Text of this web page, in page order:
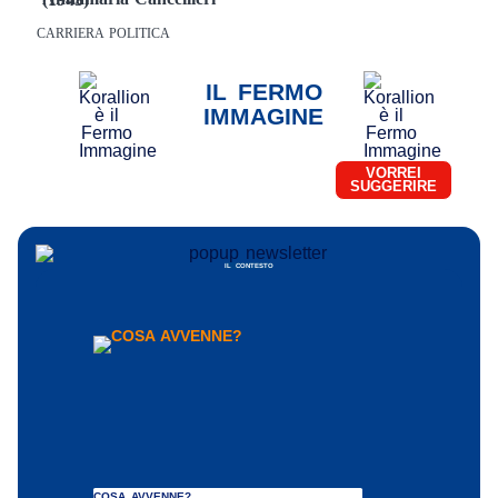
CARRIERA POLITICA
IL FERMO
IMMAGINE
VORREI
SUGGERIRE
IL CONTESTO